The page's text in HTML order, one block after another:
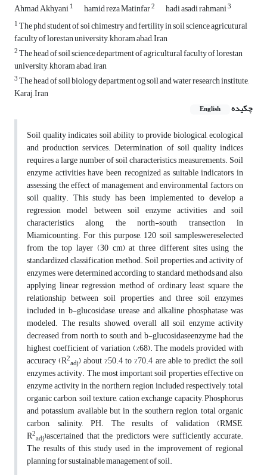
Ahmad Akhyani1 hamid reza Matinfar2 hadi asadi rahmani3
1The phd student of soi chimestry and fertility in soil science agricutural
faculty of lorestan university, khoram abad, Iran
2The head of soil science department of agricultural faculty of lorestan
university, khoram abad, iran
3The head of soil biology department og soil and water research institute,
Karaj, Iran
چکیده
English
Soil quality indicates soil ability to provide biological, ecological
and production services. Determination of soil quality indices
requires a large number of soil characteristics measurements. Soil
enzyme activities have been recognized as suitable indicators in
assessing the effect of management and environmental factors on
soil quality. This study has been implemented to develop a
regression model between soil enzyme activities and soil
characteristics along the north-south transection in
Miamicounting. For this purpose, 120 soil sampleswereselected
from the top layer (30 cm) at three different sites using the
standardized classification method. Soil properties and activity of
enzymes were determined according to standard methods and also,
applying linear regression method of ordinary least square, the
relationship between soil properties and three soil enzymes
included in b-glucosidase, urease and alkaline phosphatase was
modeled. The results showed, overall all soil enzyme activity
decreased from north to south and b-glucosidaseenzyme had the
highest coefficient of variation (%68). The models provided with
accuracy (R2adj) about %50.4 to %70.4 are able to predict the soil
enzymes activity. The most important soil properties effective on
enzyme activity in the northern region included respectively, total
organic carbon, soil texture, cation exchange capacity, Phosphorus
and potassium available but in the southern region, total organic
carbon, salinity, PH. The results of validation (RMSE,
R2adj)ascertained that the predictors were sufficiently accurate.
The results of this study used in the improvement of regional
planning for sustainable management of soil.